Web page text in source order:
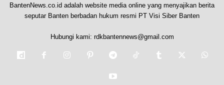
BantenNews.co.id adalah website media online yang menyajikan berita
seputar Banten berbadan hukum resmi PT Visi Siber Banten
Hubungi kami: rdkbantennews@gmail.com